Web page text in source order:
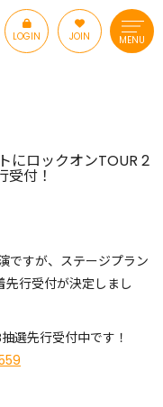
LOGIN JOIN MENU
にロックオンTOUR 2
付！
ですが、ステージプラン
行受付が決定しまし
選先行受付中です！